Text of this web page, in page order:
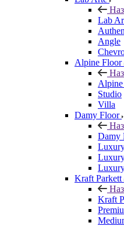
Lab
Angle
Alpine Floor
Studio
Villa
Damy Floor
Damy
Kraft Parkett
Kraft